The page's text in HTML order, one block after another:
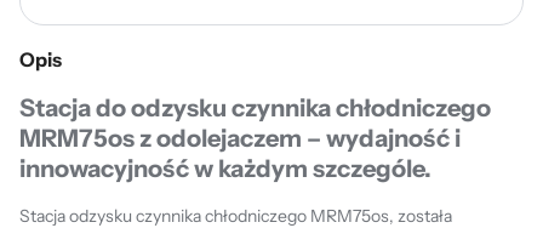
Opis
Stacja do odzysku czynnika chłodniczego
MRM75os z odolejaczem – wydajność i
innowacyjność w każdym szczególe.
Stacja odzysku czynnika chłodniczego MRM75os, została